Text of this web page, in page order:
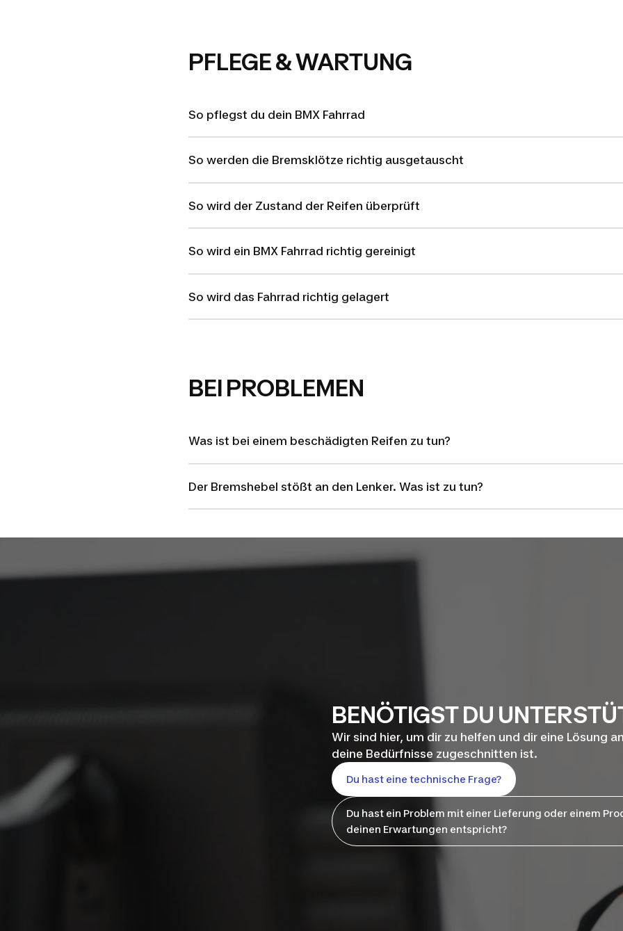
PFLEGE & WARTUNG
So pflegst du dein BMX Fahrrad
So werden die Bremsklötze richtig ausgetauscht
So wird der Zustand der Reifen überprüft
So wird ein BMX Fahrrad richtig gereinigt
So wird das Fahrrad richtig gelagert
BEI PROBLEMEN
Was ist bei einem beschädigten Reifen zu tun?
Der Bremshebel stößt an den Lenker. Was ist zu tun?
BENÖTIGST DU
Wir sind hier, um dir zu helfen und dir eine Lösung
deine Bedürfnisse zugeschnitten ist.
Du hast eine technische Frage?
Du hast ein Problem mit einer Lieferung oder einem
deinen Erwartungen entspricht?